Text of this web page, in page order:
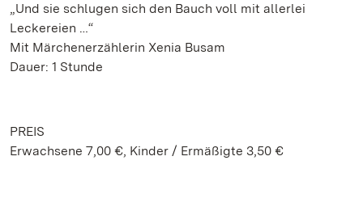
„Und sie schlugen sich den Bauch voll mit allerlei
Leckereien …“
Mit Märchenerzählerin Xenia Busam
Dauer: 1 Stunde
PREIS
Erwachsene 7,00 €, Kinder / Ermäßigte 3,50 €